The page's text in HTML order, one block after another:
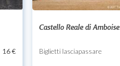
16 €
Castello Reale di Amboise
Biglietti lasciapassare